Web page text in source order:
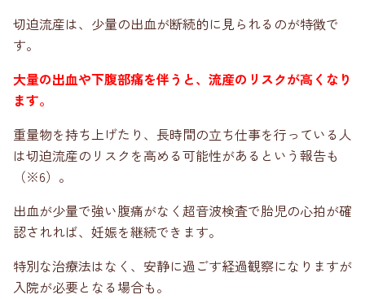
切迫流産は、少量の出血が断続的に見られるのが特徴で
す。
大量の出血や下腹部痛を伴うと、流産のリスクが高くなり
ます。
重量物を持ち上げたり、長時間の立ち仕事を行っている人
は切迫流産のリスクを高める可能性があるという報告も
（※6）。
出血が少量で強い腹痛がなく超音波検査で胎児の心拍が確
認されれば、妊娠を継続できます。
特別な治療法はなく、安静に過ごす経過観察になりますが
入院が必要となる場合も。